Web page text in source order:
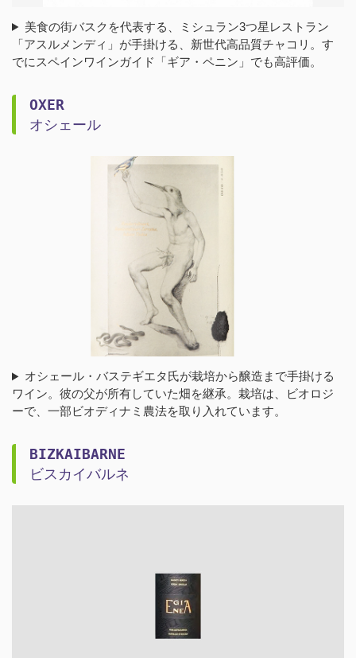
美食の街バスクを代表する、ミシュラン3つ星レストラン
「アスルメンディ」が手掛ける、新世代高品質チャコリ。す
でにスペインワインガイド「ギア・ペニン」でも高評価。
OXER
オシェール
オシェール・バステギエタ氏が栽培から醸造まで手掛ける
ワイン。彼の父が所有していた畑を継承。栽培は、ビオロジ
ーで、一部ビオディナミ農法を取り入れています。
BIZKAIBARNE
ビスカイバルネ